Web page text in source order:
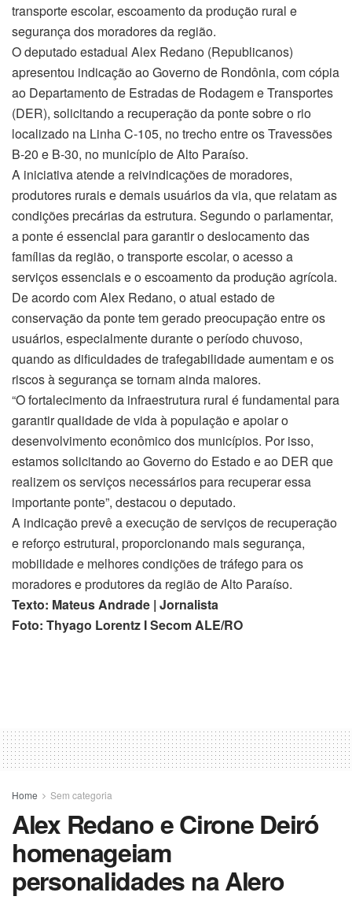
transporte escolar, escoamento da produção rural e
segurança dos moradores da região.
O deputado estadual Alex Redano (Republicanos)
apresentou indicação ao Governo de Rondônia, com cópia
ao Departamento de Estradas de Rodagem e Transportes
(DER), solicitando a recuperação da ponte sobre o rio
localizado na Linha C-105, no trecho entre os Travessões
B-20 e B-30, no município de Alto Paraíso.
A iniciativa atende a reivindicações de moradores,
produtores rurais e demais usuários da via, que relatam as
condições precárias da estrutura. Segundo o parlamentar,
a ponte é essencial para garantir o deslocamento das
famílias da região, o transporte escolar, o acesso a
serviços essenciais e o escoamento da produção agrícola.
De acordo com Alex Redano, o atual estado de
conservação da ponte tem gerado preocupação entre os
usuários, especialmente durante o período chuvoso,
quando as dificuldades de trafegabilidade aumentam e os
riscos à segurança se tornam ainda maiores.
“O fortalecimento da infraestrutura rural é fundamental para
garantir qualidade de vida à população e apoiar o
desenvolvimento econômico dos municípios. Por isso,
estamos solicitando ao Governo do Estado e ao DER que
realizem os serviços necessários para recuperar essa
importante ponte”, destacou o deputado.
A indicação prevê a execução de serviços de recuperação
e reforço estrutural, proporcionando mais segurança,
mobilidade e melhores condições de tráfego para os
moradores e produtores da região de Alto Paraíso.
Texto: Mateus Andrade | Jornalista
Foto: Thyago Lorentz I Secom ALE/RO
Home Sem categoria
Alex Redano e Cirone Deiró
homenageiam
personalidades na Alero